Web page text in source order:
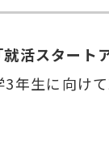
活スタート
年生に向け